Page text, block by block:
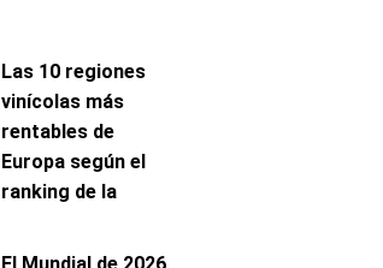
Las 10 regiones
vinícolas más
rentables de
Europa según el
ranking de la